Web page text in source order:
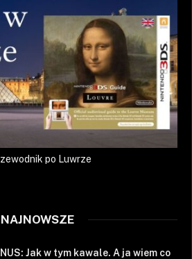
po Luwrze
NAJNOWSZE
Jak w tym kawale. A ja wiem co